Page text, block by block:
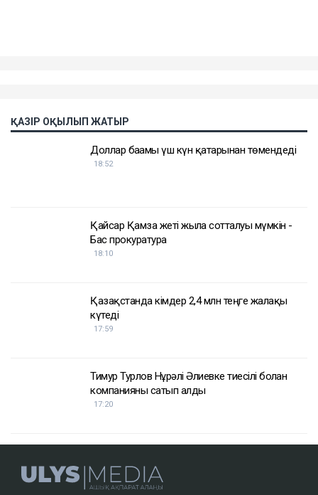
ҚАЗІР ОҚЫЛЫП ЖАТЫР
Доллар бағамы үш күн қатарынан төмендеді
18:52
Қайсар Қамза жеті жылға сотталуы мүмкін -
Бас прокуратура
18:10
Қазақстанда кімдер 2,4 млн теңге жалақы
күтеді
17:59
Тимур Турлов Нұрәлі Әлиевке тиесілі болған
компанияны сатып алды
17:20